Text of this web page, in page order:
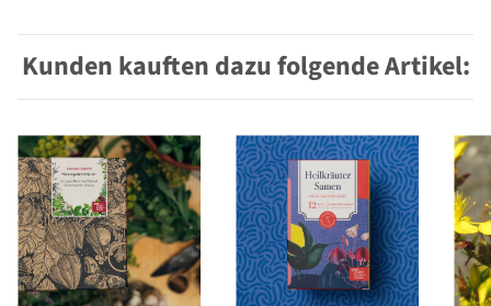
Kunden kauften dazu folgende Artikel: